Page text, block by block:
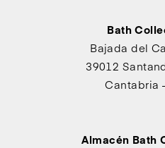
Bath
Bajada del
39012
Cantabria
Almacén Bath